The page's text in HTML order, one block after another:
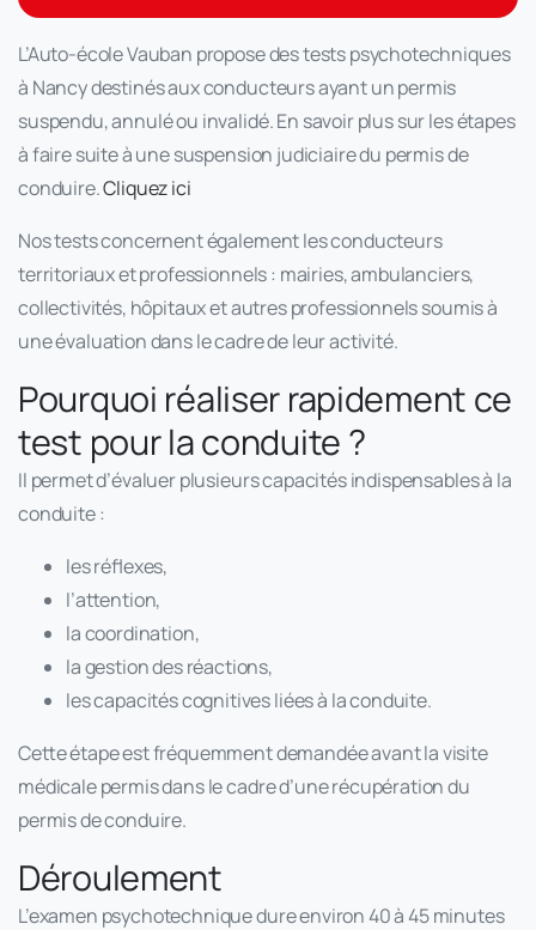
L’Auto-école Vauban propose des tests psychotechniques
à Nancy destinés aux conducteurs ayant un permis
suspendu, annulé ou invalidé. En savoir plus sur les étapes
à faire suite à une suspension judiciaire du permis de
conduire.Cliquez ici
Nos tests concernent également les conducteurs
territoriaux et professionnels : mairies, ambulanciers,
collectivités, hôpitaux et autres professionnels soumis à
une évaluation dans le cadre de leur activité.
Pourquoi réaliser rapidement ce
test pour la conduite ?
Il permet d’évaluer plusieurs capacités indispensables à la
conduite :
les réflexes,
l’attention,
la coordination,
la gestion des réactions,
les capacités cognitives liées à la conduite.
Cette étape est fréquemment demandée avant la visite
médicale permis dans le cadre d’une récupération du
permis de conduire.
Déroulement
L’examen psychotechnique dure environ 40 à 45 minutes